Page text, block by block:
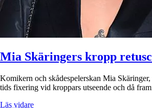
Mia Skäringers kropp
Komikern och skådespelerskan Mia
tids fixering vid kroppars utseende och då
Läs vidare